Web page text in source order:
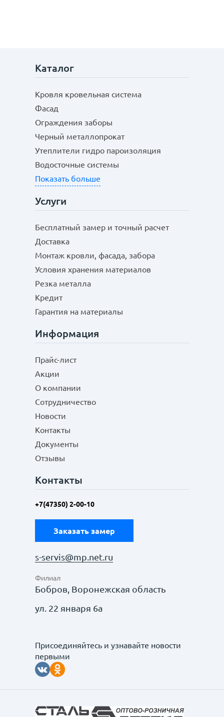
Каталог
Кровля кровельная система
Фасад
Ограждения заборы
Черный металлопрокат
Утеплители гидро пароизоляция
Водосточные системы
Показать больше
Услуги
Бесплатный замер и точный расчет
Доставка
Монтаж кровли, фасада, забора
Условия хранения материалов
Резка металла
Кредит
Гарантия на материалы
Информация
Прайс-лист
Акции
О компании
Сотрудничество
Новости
Контакты
Документы
Отзывы
Контакты
+7(47350) 2-00-10
Заказать замер
s-servis@mp.net.ru
Филиал
Бобров, Воронежская область
ул. 22 января 6а
Присоединяйтесь и узнавайте новости
первыми